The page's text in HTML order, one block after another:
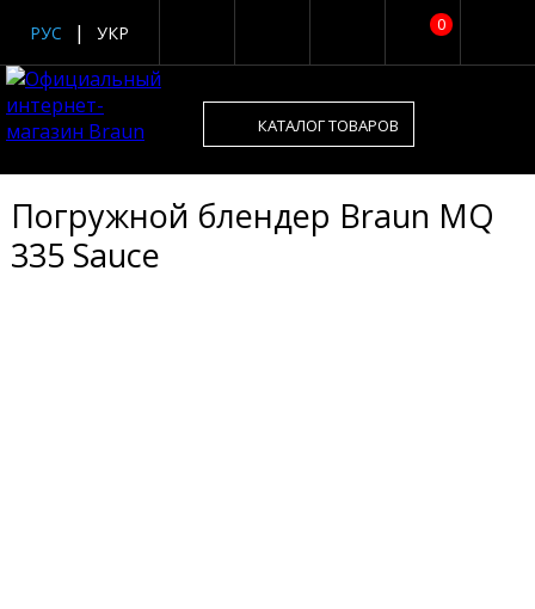
0
РУС УКР
КАТАЛОГ ТОВАРОВ
Погружной блендер Braun MQ
335 Sauce